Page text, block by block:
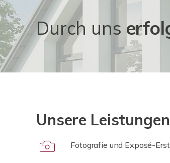
Durch uns
Unsere
Fotografie und Exposé-